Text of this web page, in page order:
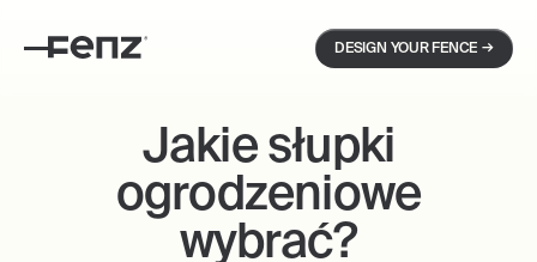
DESIGN YOUR FENCE →
Jakie słupki
ogrodzeniowe
wybrać?